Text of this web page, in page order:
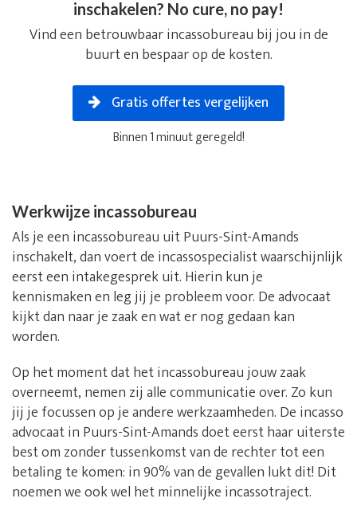
inschakelen? No cure, no pay!
Vind een betrouwbaar incassobureau bij jou in de
buurt en bespaar op de kosten.
Gratis offertes vergelijken
Binnen 1 minuut geregeld!
Werkwijze incassobureau
Als je een incassobureau uit Puurs-Sint-Amands
inschakelt, dan voert de incassospecialist waarschijnlijk
eerst een intakegesprek uit. Hierin kun je
kennismaken en leg jij je probleem voor. De advocaat
kijkt dan naar je zaak en wat er nog gedaan kan
worden.
Op het moment dat het incassobureau jouw zaak
overneemt, nemen zij alle communicatie over. Zo kun
jij je focussen op je andere werkzaamheden. De incasso
advocaat in Puurs-Sint-Amands doet eerst haar uiterste
best om zonder tussenkomst van de rechter tot een
betaling te komen: in 90% van de gevallen lukt dit! Dit
noemen we ook wel het minnelijke incassotraject.